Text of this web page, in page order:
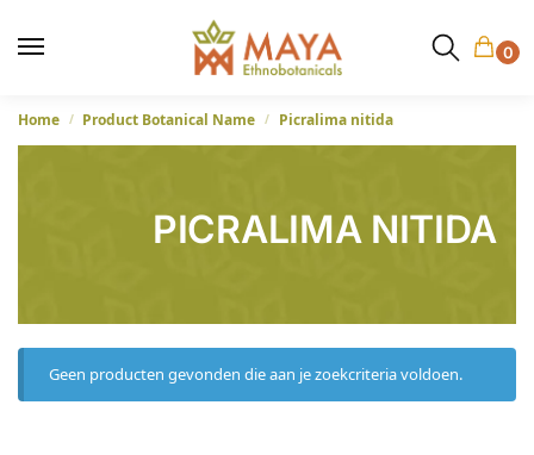
0
Home / Product Botanical Name / Picralima nitida
PICRALIMA NITIDA
Geen producten gevonden die aan je zoekcriteria voldoen.